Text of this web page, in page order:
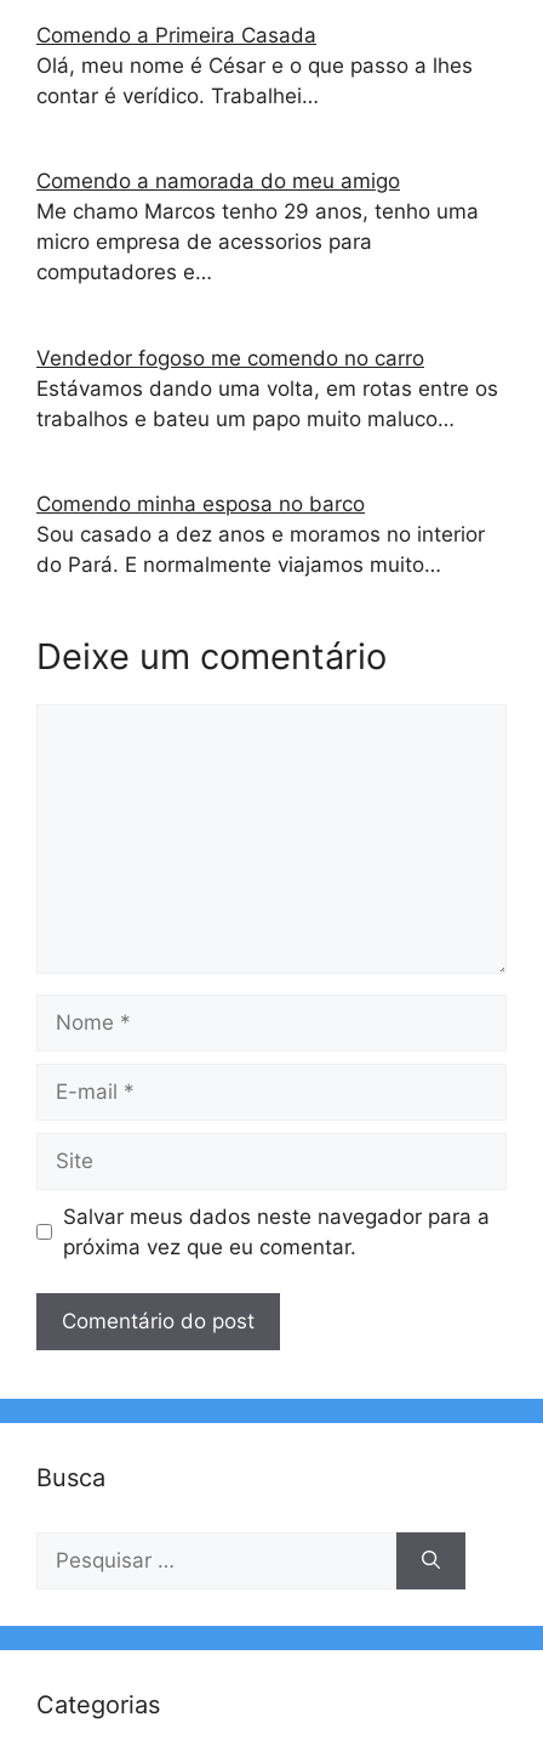
Comendo a Primeira Casada
Olá, meu nome é César e o que passo a lhes
contar é verídico. Trabalhei…
Comendo a namorada do meu amigo
Me chamo Marcos tenho 29 anos, tenho uma
micro empresa de acessorios para
computadores e…
Vendedor fogoso me comendo no carro
Estávamos dando uma volta, em rotas entre os
trabalhos e bateu um papo muito maluco…
Comendo minha esposa no barco
Sou casado a dez anos e moramos no interior
do Pará. E normalmente viajamos muito…
Deixe um comentário
mail
Salvar meus dados neste navegador para a
próxima vez que eu comentar.
Busca
Pesquisar
Categorias